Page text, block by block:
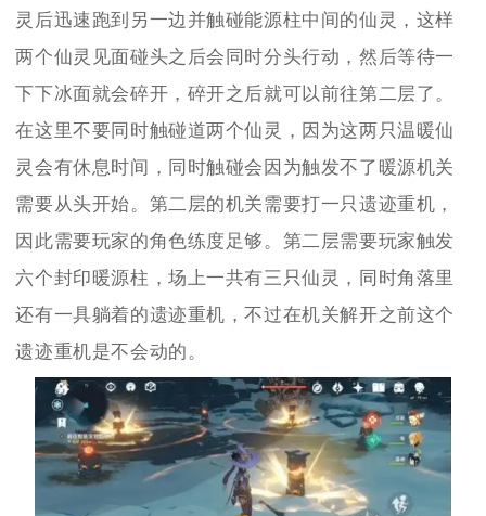
灵后迅速跑到另一边并触碰能源柱中间的仙灵，这样
两个仙灵见面碰头之后会同时分头行动，然后等待一
下下冰面就会碎开，碎开之后就可以前往第二层了。
在这里不要同时触碰道两个仙灵，因为这两只温暖仙
灵会有休息时间，同时触碰会因为触发不了暖源机关
需要从头开始。第二层的机关需要打一只遗迹重机，
因此需要玩家的角色练度足够。第二层需要玩家触发
六个封印暖源柱，场上一共有三只仙灵，同时角落里
还有一具躺着的遗迹重机，不过在机关解开之前这个
遗迹重机是不会动的。